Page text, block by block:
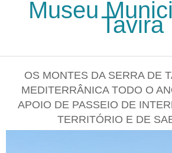
Passar para o conteúdo principal
Museu
Tavira
OS MONTES DA SERRA DE
MEDITERRÂNICA TODO O
APOIO DE PASSEIO DE
TERRITÓRIO E DE